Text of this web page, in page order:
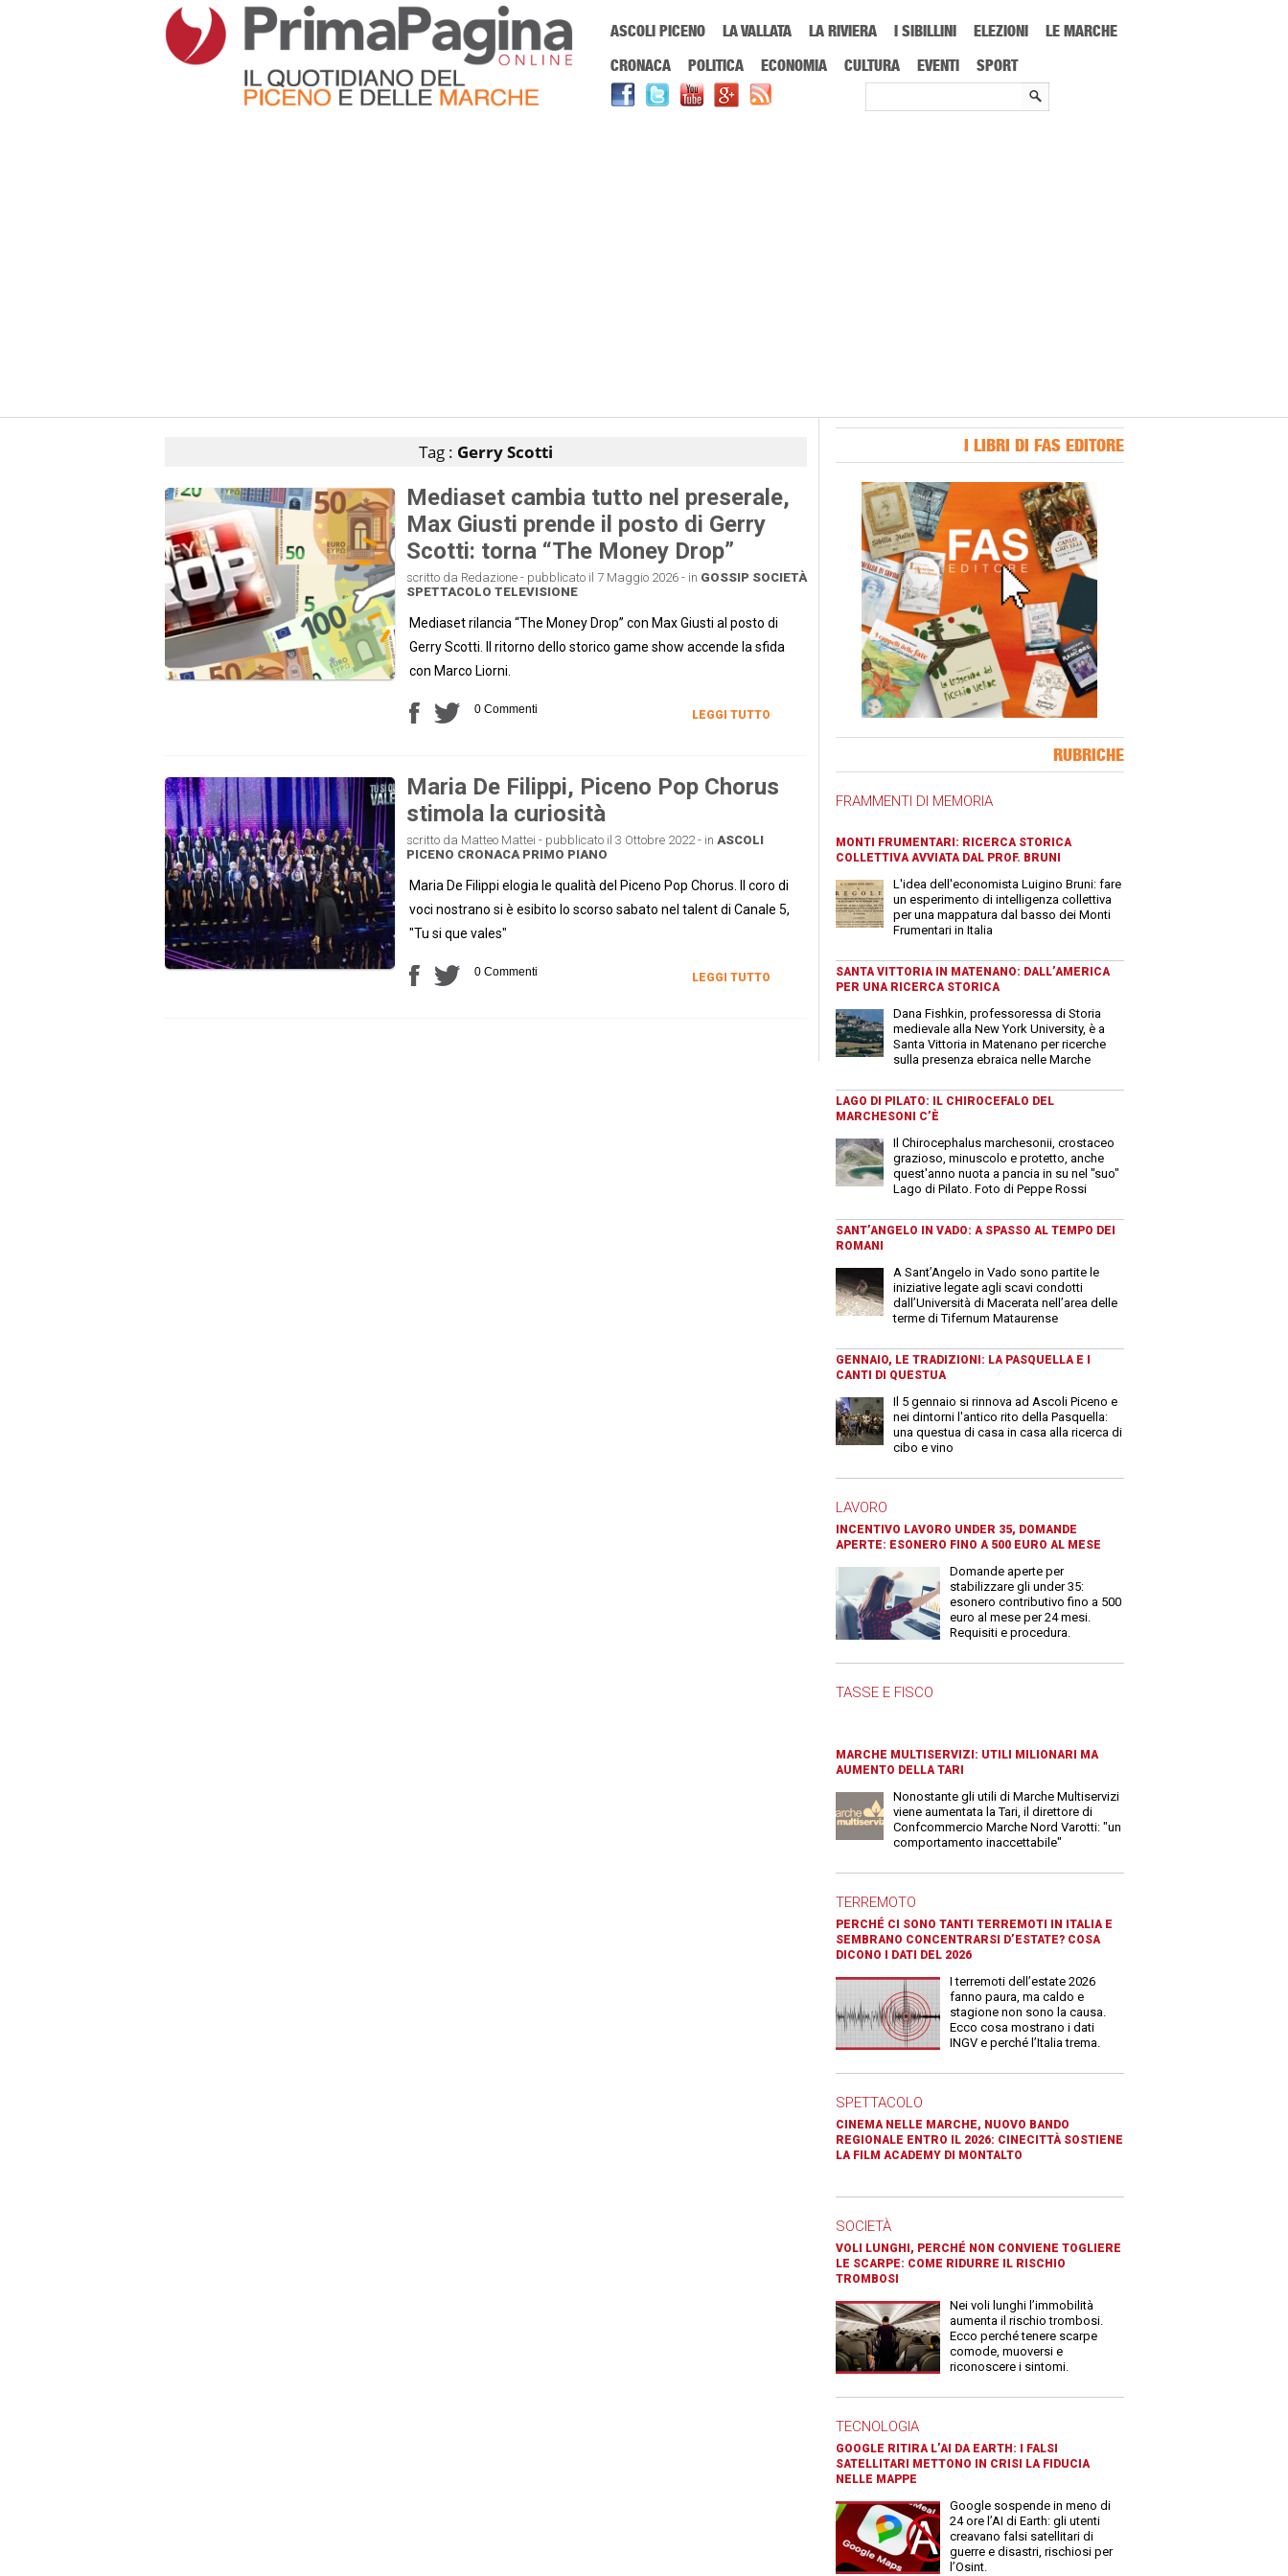
ASCOLI PICENO LA VALLATA LA RIVIERA I SIBILLINI ELEZIONI
LE MARCHE
CRONACA
POLITICA ECONOMIA CULTURA EVENTI SPORT
Tag : Gerry Scotti
Mediaset cambia tutto nel preserale,
Max Giusti prende il posto di Gerry
Scotti: torna “The Money Drop”
scritto da Redazione - pubblicato il 7 Maggio 2026 - in GOSSIP SOCIETÀ
SPETTACOLO TELEVISIONE
Mediaset rilancia “The Money Drop” con Max Giusti al posto di
Gerry Scotti. Il ritorno dello storico game show accende la sfida
con Marco Liorni.
0 Commenti LEGGI TUTTO
Maria De Filippi, Piceno Pop Chorus
stimola la curiosità
scritto da Matteo Mattei - pubblicato il 3 Ottobre 2022 - in ASCOLI
PICENO CRONACA PRIMO PIANO
Maria De Filippi elogia le qualità del Piceno Pop Chorus. Il coro di
voci nostrano si è esibito lo scorso sabato nel talent di Canale 5,
"Tu si que vales"
0 Commenti LEGGI TUTTO
I LIBRI DI FAS EDITORE
RUBRICHE
FRAMMENTI DI MEMORIA
MONTI FRUMENTARI: RICERCA STORICA
COLLETTIVA AVVIATA DAL PROF. BRUNI
L'idea dell'economista Luigino Bruni: fare
un esperimento di intelligenza collettiva
per una mappatura dal basso dei Monti
Frumentari in Italia
SANTA VITTORIA IN MATENANO: DALL’AMERICA
PER UNA RICERCA STORICA
Dana Fishkin, professoressa di Storia
medievale alla New York University, è a
Santa Vittoria in Matenano per ricerche
sulla presenza ebraica nelle Marche
LAGO DI PILATO: IL CHIROCEFALO DEL
MARCHESONI C’È
Il Chirocephalus marchesonii, crostaceo
grazioso, minuscolo e protetto, anche
quest'anno nuota a pancia in su nel "suo"
Lago di Pilato. Foto di Peppe Rossi
SANT’ANGELO IN VADO: A SPASSO AL TEMPO DEI
ROMANI
A Sant’Angelo in Vado sono partite le
iniziative legate agli scavi condotti
dall’Università di Macerata nell’area delle
terme di Tifernum Mataurense
GENNAIO, LE TRADIZIONI: LA PASQUELLA E I
CANTI DI QUESTUA
Il 5 gennaio si rinnova ad Ascoli Piceno e
nei dintorni l'antico rito della Pasquella:
una questua di casa in casa alla ricerca di
cibo e vino
LAVORO
INCENTIVO LAVORO UNDER 35, DOMANDE
APERTE: ESONERO FINO A 500 EURO AL MESE
Domande aperte per
stabilizzare gli under 35:
esonero contributivo fino a 500
euro al mese per 24 mesi.
Requisiti e procedura.
TASSE E FISCO
MARCHE MULTISERVIZI: UTILI MILIONARI MA
AUMENTO DELLA TARI
Nonostante gli utili di Marche Multiservizi
viene aumentata la Tari, il direttore di
Confcommercio Marche Nord Varotti: "un
comportamento inaccettabile"
TERREMOTO
PERCHÉ CI SONO TANTI TERREMOTI IN ITALIA E
SEMBRANO CONCENTRARSI D’ESTATE? COSA
DICONO I DATI DEL 2026
I terremoti dell’estate 2026
fanno paura, ma caldo e
stagione non sono la causa.
Ecco cosa mostrano i dati
INGV e perché l’Italia trema.
SPETTACOLO
CINEMA NELLE MARCHE, NUOVO BANDO
REGIONALE ENTRO IL 2026: CINECITTÀ SOSTIENE
LA FILM ACADEMY DI MONTALTO
SOCIETÀ
VOLI LUNGHI, PERCHÉ NON CONVIENE TOGLIERE
LE SCARPE: COME RIDURRE IL RISCHIO
TROMBOSI
Nei voli lunghi l’immobilità
aumenta il rischio trombosi.
Ecco perché tenere scarpe
comode, muoversi e
riconoscere i sintomi.
TECNOLOGIA
GOOGLE RITIRA L’AI DA EARTH: I FALSI
SATELLITARI METTONO IN CRISI LA FIDUCIA
NELLE MAPPE
Google sospende in meno di
24 ore l’AI di Earth: gli utenti
creavano falsi satellitari di
guerre e disastri, rischiosi per
l’Osint.